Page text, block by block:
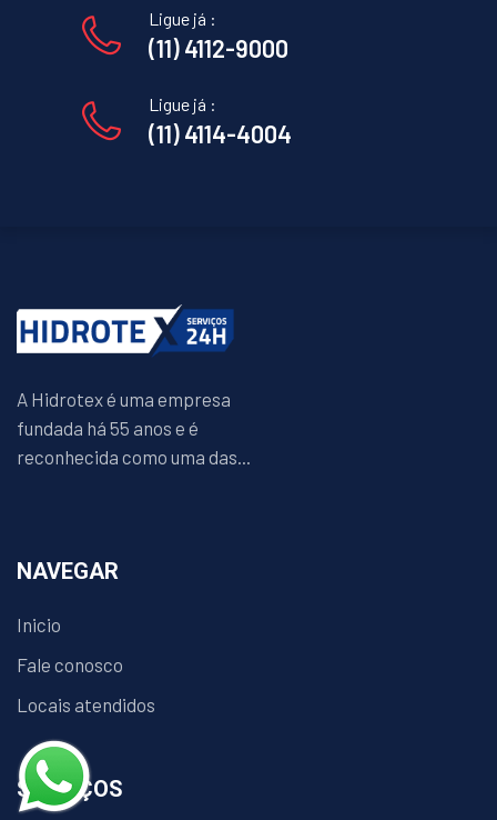
Ligue já :
(11) 4112-9000
Ligue já :
(11) 4114-4004
A Hidrotex é uma empresa
fundada há 55 anos e é
reconhecida como uma das...
NAVEGAR
Inicio
Fale conosco
Locais atendidos
SERVIÇOS